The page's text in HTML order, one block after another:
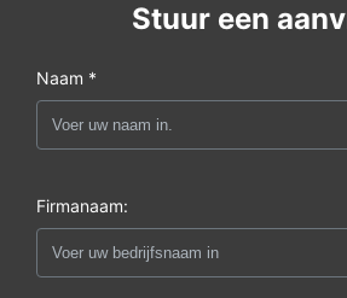
Stuur een
Naam *
Firmanaam: